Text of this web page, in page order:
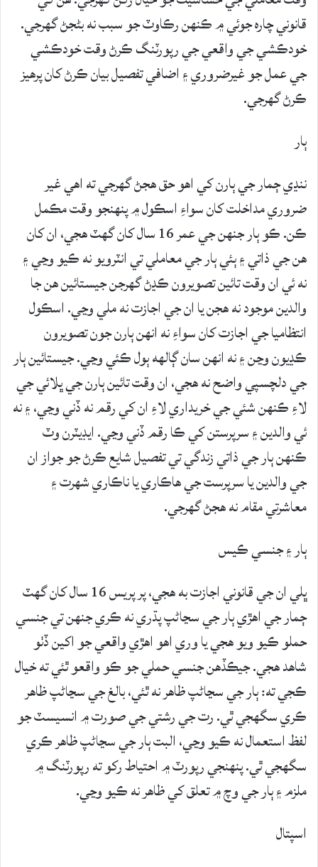
قانوني چاره جوئي ۾ ڪنهن رڪاوٽ جو سبب نه بڻجڻ گهرجي.
خودڪشي جي واقعي جي رپورٽنگ ڪرڻ وقت خودڪشي
جي عمل جو غيرضروري ۽ اضافي تفصيل بيان ڪرڻ کان پرهيز
ڪرڻ گهرجي.
ٻار
ننڍي ڄمار جي ٻارن کي اهو حق هجڻ گهرجي ته اهي غير
ضروري مداخلت کان سواءِ اسڪول ۾ پنهنجو وقت مڪمل
ڪن. ڪو ٻار جنهن جي عمر 16 سال کان گهٽ هجي، ان کان
هن جي ذاتي ۽ ٻئي ٻار جي معاملي تي انٽرويو نه ڪيو وڃي ۽
نه ئي ان وقت تائين تصويرون ڪڍڻ گهرجن جيستائين هن جا
والدين موجود نه هجن يا ان جي اجازت نه ملي وڃي. اسڪول
انتظاميا جي اجازت کان سواءِ نه انهن ٻارن جون تصويرون
ڪڍيون وڃن ۽ نه انهن سان ڳالهه ٻول ڪئي وڃي. جيستائين ٻار
جي دلچسپي واضح نه هجي، ان وقت تائين ٻارن جي ڀلائي جي
لاءِ ڪنهن شئي جي خريداري لاءِ ان کي رقم نه ڏني وڃي، ۽ نه
ئي والدين ۽ سرپرستن کي ڪا رقم ڏني وڃي. ايڊيٽرن وٽ
ڪنهن ٻار جي ذاتي زندگي تي تفصيل شايع ڪرڻ جو جواز ان
جي والدين يا سرپرست جي هاڪاري يا ناڪاري شهرت ۽
معاشرتي مقام نه هجڻ گهرجي.
ٻار ۽ جنسي ڪيس
ڀلي ان جي قانوني اجازت به هجي، پر پريس 16 سال کان گهٽ
ڄمار جي اهڙي ٻار جي سڃاڻپ پڌري نه ڪري جنهن تي جنسي
حملو ڪيو ويو هجي يا وري اهو اهڙي واقعي جو اکين ڏٺو
شاهد هجي. جيڪڏهن جنسي حملي جو ڪو واقعو ٿئي ته خيال
ڪجي ته: ٻار جي سڃاڻپ ظاهر نه ٿئي، بالغ جي سڃاڻپ ظاهر
ڪري سگهجي ٿي. رت جي رشتي جي صورت ۾ انسيسٽ جو
لفظ استعمال نه ڪيو وڃي، البت ٻار جي سڃاڻپ ظاهر ڪري
سگهجي ٿي. پنهنجي رپورٽ ۾ احتياط رکو ته رپورٽنگ ۾
ملزم ۽ ٻار جي وچ ۾ تعلق کي ظاهر نه ڪيو وڃي.
اسپتال